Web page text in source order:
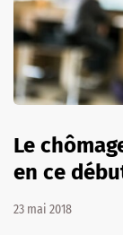
Le
en ce
23 mai 2018